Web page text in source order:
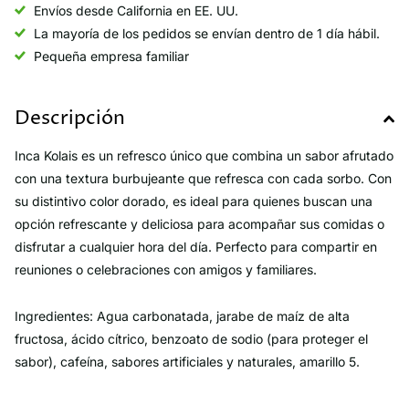
Envíos desde California en EE. UU.
La mayoría de los pedidos se envían dentro de 1 día hábil.
Pequeña empresa familiar
Descripción
Inca Kolais es un refresco único que combina un sabor afrutado
con una textura burbujeante que refresca con cada sorbo. Con
su distintivo color dorado, es ideal para quienes buscan una
opción refrescante y deliciosa para acompañar sus comidas o
disfrutar a cualquier hora del día. Perfecto para compartir en
reuniones o celebraciones con amigos y familiares.
Ingredientes: Agua carbonatada, jarabe de maíz de alta
fructosa, ácido cítrico, benzoato de sodio (para proteger el
sabor), cafeína, sabores artificiales y naturales, amarillo 5.